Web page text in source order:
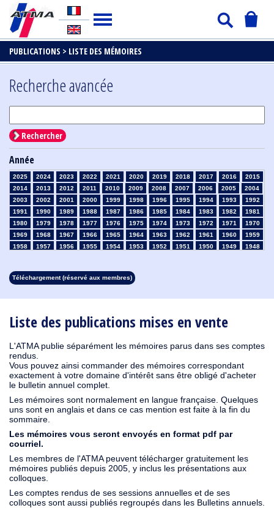
PUBLICATIONS > LISTE DES MÉMOIRES
Liste des publications mises en vente
L'ATMA publie séparément les mémoires parus dans ses comptes
rendus.
Vous pouvez ainsi commander des mémoires correspondant
exactement à votre domaine d'intérêt sans être obligé d'acheter
le bulletin annuel complet.
Les mémoires sont normalement en langue française. Quelques
uns sont en anglais et dans ce cas mention est faite à la fin du
sommaire.
Les mémoires vous seront envoyés en format pdf par
courriel.
Les membres de l'ATMA peuvent télécharger gratuitement les
mémoires publiés depuis 2005, y inclus les présentations aux
colloques.
Les comptes rendus de ses sessions annuelles et de ses
colloques sont aussi publiés regroupés dans les Bulletins annuels.
Recherche avancée
Rechercher
Année
2025 2024 2023 2022 2021 2020 2019 2018 2017 2016
2015
2014
2013 2012 2011 2010 2009 2008 2007 2006 2005
2004
2003
2002 2001 2000 1999 1998 1996 1995 1994 1993
1992
1991
1990 1989 1988 1987 1986 1985 1984 1983 1982
1981
1980
1979 1978 1977 1976 1975 1974 1973 1972 1971
1970
1969
1968 1967 1966 1965 1964 1963 1962 1961 1960
1959
1958
1957 1956 1955 1954 1953 1952 1951 1950 1949
1948
1913
1912 1911 1910 1909 1908
Téléchargement (réservé aux membres)